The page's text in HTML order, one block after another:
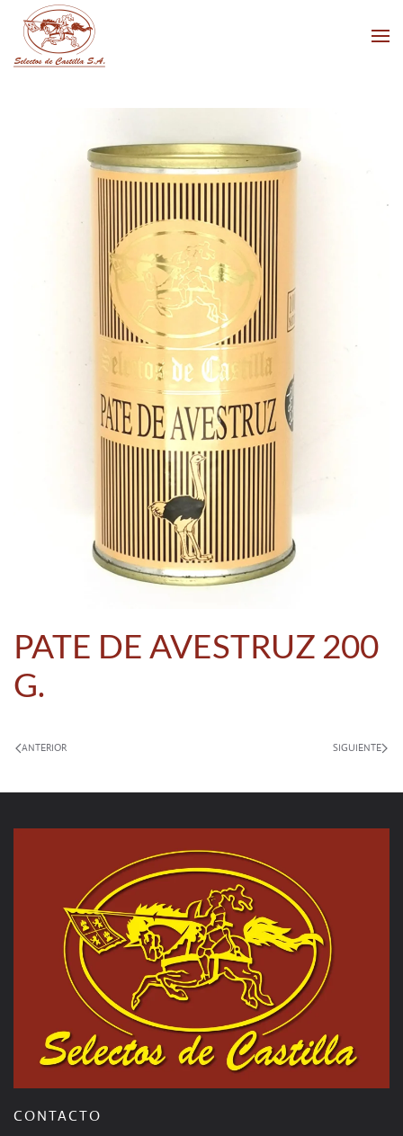
Skip to main content
PATE DE AVESTRUZ 200
G.
ANTERIOR SIGUIENTE
CONTACTO